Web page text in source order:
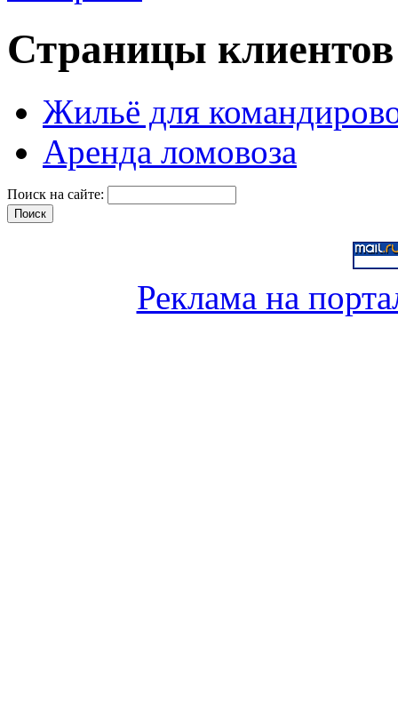
Страницы клиентов
Жильё для
Аренда ломовоза
Поиск на сайте:
Реклама на